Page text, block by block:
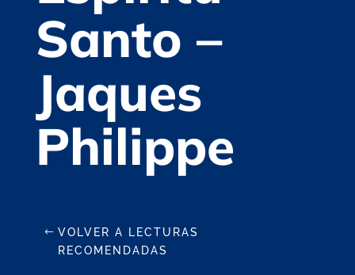
Santo –
Jaques
Philippe
VOLVER A LECTURAS
RECOMENDADAS